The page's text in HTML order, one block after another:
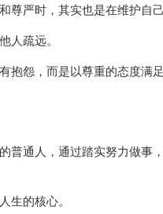
严时，其实也是在维护自己
人疏远。
抱怨，而是以尊重的态度满
普通人，通过踏实努力做事
生的核心。